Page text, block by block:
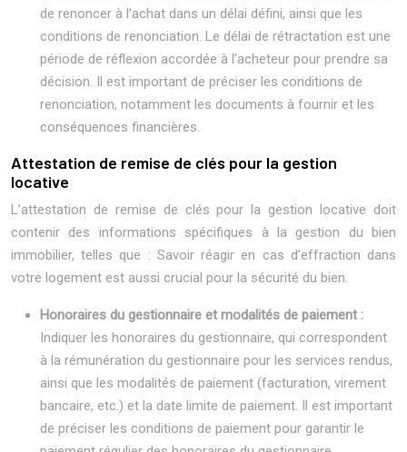
de renoncer à l’achat dans un délai défini, ainsi que les
conditions de renonciation. Le délai de rétractation est une
période de réflexion accordée à l’acheteur pour prendre sa
décision. Il est important de préciser les conditions de
renonciation, notamment les documents à fournir et les
conséquences financières.
Attestation de remise de clés pour la gestion
locative
L’attestation de remise de clés pour la gestion locative doit
contenir des informations spécifiques à la gestion du bien
immobilier, telles que : Savoir réagir en cas d’effraction dans
votre logement est aussi crucial pour la sécurité du bien.
Honoraires du gestionnaire et modalités de paiement :
Indiquer les honoraires du gestionnaire, qui correspondent
à la rémunération du gestionnaire pour les services rendus,
ainsi que les modalités de paiement (facturation, virement
bancaire, etc.) et la date limite de paiement. Il est important
de préciser les conditions de paiement pour garantir le